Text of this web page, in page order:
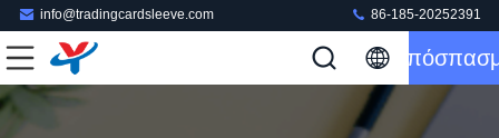
info@tradingcardsleeve.com 86-185-20252391